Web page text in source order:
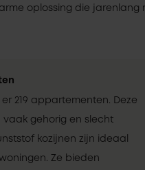
oplossing die
er 219 appartementen. Deze
vaak gehorig en slecht
kozijnen zijn ideaal
Ze bieden